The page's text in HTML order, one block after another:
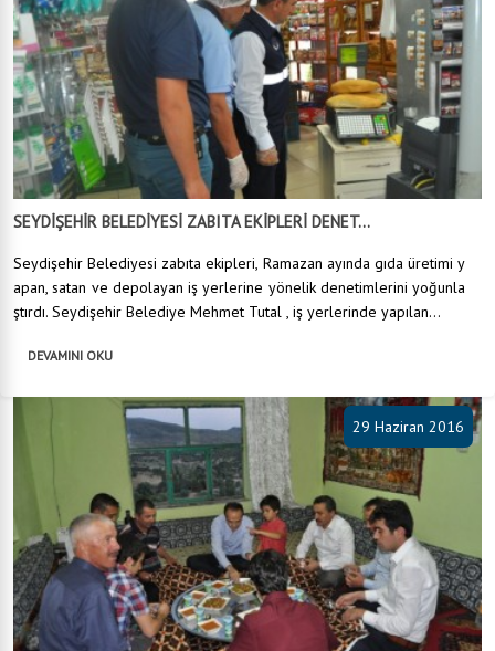
SEYDİŞEHİR BELEDİYESİ ZABITA EKİPLERİ DENET...
Seydişehir Belediyesi zabıta ekipleri, Ramazan ayında gıda üretimi y
apan, satan ve depolayan iş yerlerine yönelik denetimlerini yoğunla
ştırdı. Seydişehir Belediye Mehmet Tutal , iş yerlerinde yapılan...
DEVAMINI OKU
29 Haziran 2016